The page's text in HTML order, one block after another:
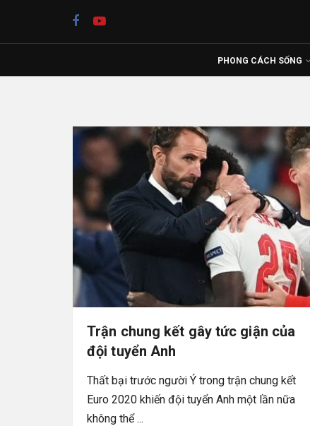
PHONG CÁCH SỐNG
Trận chung kết gây tức giận của
đội tuyển Anh
Thất bại trước người Ý trong trận chung kết
Euro 2020 khiến đội tuyển Anh một lần nữa
không thể ...